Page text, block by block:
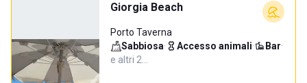
Giorgia Beach
Porto Taverna
Sabbiosa· Accesso animali· Bar·
e altri 2…